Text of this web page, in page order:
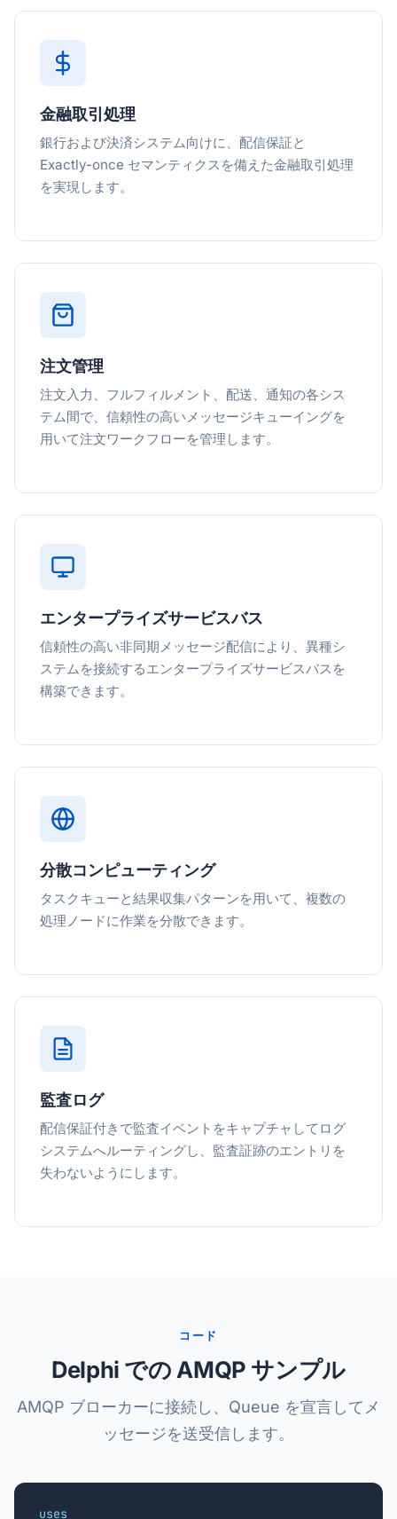
金融取引処理
銀行および決済システム向けに、配信保証と
Exactly-once セマンティクスを備えた金融取引処理
を実現します。
注文管理
注文入力、フルフィルメント、配送、通知の各シス
テム間で、信頼性の高いメッセージキューイングを
用いて注文ワークフローを管理します。
エンタープライズサービスバス
信頼性の高い非同期メッセージ配信により、異種シ
ステムを接続するエンタープライズサービスバスを
構築できます。
分散コンピューティング
タスクキューと結果収集パターンを用いて、複数の
処理ノードに作業を分散できます。
監査ログ
配信保証付きで監査イベントをキャプチャしてログ
システムへルーティングし、監査証跡のエントリを
失わないようにします。
コード
Delphi での AMQP サンプル
AMQP ブローカーに接続し、Queue を宣言してメ
ッセージを送受信します。
uses